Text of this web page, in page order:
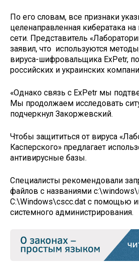
По его словам, все признаки
целенаправленная кибератака
сети. Представитель
заявил, что используются
вируса-шифровальщика ExPetr,
российских и украинских
«Однако связь с ExPetr мы
Мы продолжаем исследовать
подчеркнул Закоржевский.
Чтобы защититься от вируса
Касперского» предлагает
антивирусные базы.
Специалисты рекомендовали
файлов с названиями
C:\Windows\cscc.dat с помощью
системного администрирования.